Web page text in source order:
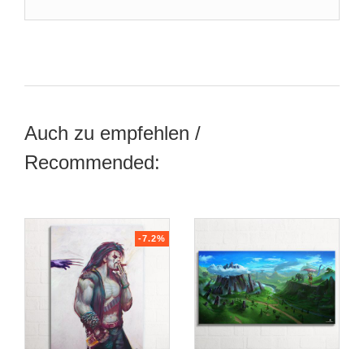
Auch zu empfehlen /
Recommended:
-7.2%